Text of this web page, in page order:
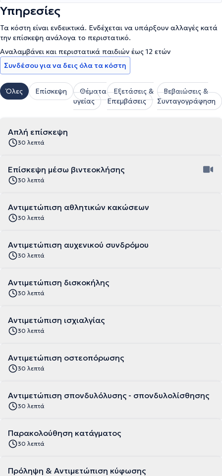
Υπηρεσίες
Τα κόστη είναι ενδεικτικά. Ενδέχεται να υπάρξουν αλλαγές κατά
την επίσκεψη ανάλογα το περιστατικό.
Αναλαμβάνει και περιστατικά παιδιών έως 12 ετών
Συνδέσου για να δεις όλα τα κόστη
Όλες Επίσκεψη
Θέματα
υγείας
Εξετάσεις &
Επεμβάσεις
Βεβαιώσεις &
Συνταγογράφηση
Απλή επίσκεψη
30 λεπτά
Επίσκεψη μέσω βιντεοκλήσης
30 λεπτά
Αντιμετώπιση αθλητικών κακώσεων
30 λεπτά
Αντιμετώπιση αυχενικού συνδρόμου
30 λεπτά
Αντιμετώπιση δισκοκήλης
30 λεπτά
Αντιμετώπιση ισχιαλγίας
30 λεπτά
Αντιμετώπιση οστεοπόρωσης
30 λεπτά
Αντιμετώπιση σπονδυλόλυσης - σπονδυλολίσθησης
30 λεπτά
Παρακολούθηση κατάγματος
30 λεπτά
Πρόληψη & Αντιμετώπιση κύφωσης